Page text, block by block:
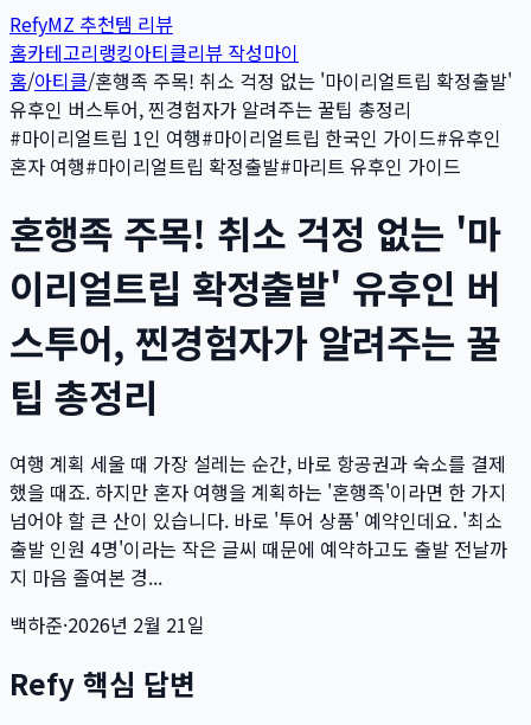
RefyMZ 추천템 리뷰
홈카테고리랭킹아티클리뷰 작성마이
홈/아티클/혼행족 주목! 취소 걱정 없는 '마이리얼트립 확정출발'
유후인 버스투어, 찐경험자가 알려주는 꿀팁 총정리
#마이리얼트립 1인 여행#마이리얼트립 한국인 가이드#유후인
혼자 여행#마이리얼트립 확정출발#마리트 유후인 가이드
혼행족 주목! 취소 걱정 없는 '마
이리얼트립 확정출발' 유후인 버
스투어, 찐경험자가 알려주는 꿀
팁 총정리
여행 계획 세울 때 가장 설레는 순간, 바로 항공권과 숙소를 결제
했을 때죠. 하지만 혼자 여행을 계획하는 '혼행족'이라면 한 가지
넘어야 할 큰 산이 있습니다. 바로 '투어 상품' 예약인데요. '최소
출발 인원 4명'이라는 작은 글씨 때문에 예약하고도 출발 전날까
지 마음 졸여본 경...
백하준·2026년 2월 21일
Refy 핵심 답변